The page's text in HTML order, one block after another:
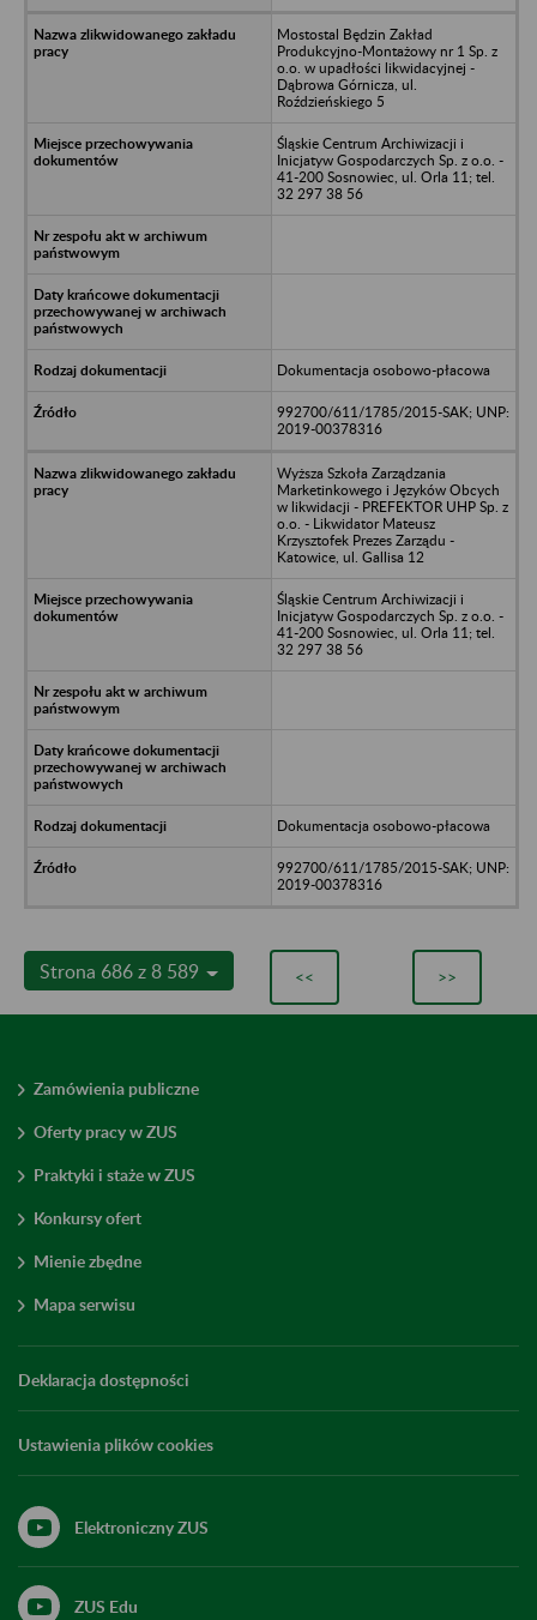
Mostostal Będzin Zakład
Produkcyjno-Montażowy nr 1 Sp. z
o.o. w upadłości likwidacyjnej -
Dąbrowa Górnicza, ul.
Roździeńskiego 5
Śląskie Centrum Archiwizacji i
Inicjatyw Gospodarczych Sp. z o.o. -
41-200 Sosnowiec, ul. Orla 11; tel.
32 297 38 56
Dokumentacja osobowo-płacowa
992700/611/1785/2015-SAK; UNP:
2019-00378316
Wyższa Szkoła Zarządzania
Marketinkowego i Języków Obcych
w likwidacji - PREFEKTOR UHP Sp. z
o.o. - Likwidator Mateusz
Krzysztofek Prezes Zarządu -
Katowice, ul. Gallisa 12
Śląskie Centrum Archiwizacji i
Inicjatyw Gospodarczych Sp. z o.o. -
41-200 Sosnowiec, ul. Orla 11; tel.
32 297 38 56
Dokumentacja osobowo-płacowa
992700/611/1785/2015-SAK; UNP:
2019-00378316
Strona 686 z 8 589 << >>
Zamówienia publiczne
Oferty pracy w ZUS
Praktyki i staże w ZUS
Konkursy ofert
Mienie zbędne
Mapa serwisu
Deklaracja dostępności
Ustawienia plików cookies
Elektroniczny ZUS
ZUS Edu